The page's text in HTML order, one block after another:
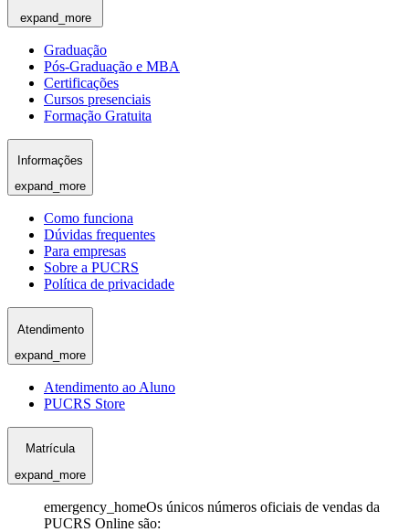
expand_more
Graduação
Pós-Graduação e MBA
Certificações
Cursos presenciais
Formação Gratuita
Informações
expand_more
Como funciona
Dúvidas frequentes
Para empresas
Sobre a PUCRS
Política de privacidade
Atendimento
expand_more
Atendimento ao Aluno
PUCRS Store
Matrícula
expand_more
emergency_homeOs únicos números oficiais de vendas da
PUCRS Online são: